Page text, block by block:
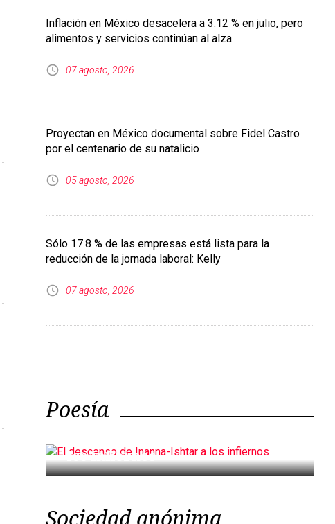
Inflación en México desacelera a 3.12 % en julio, pero
alimentos y servicios continúan al alza
07 agosto, 2026
Proyectan en México documental sobre Fidel Castro
por el centenario de su natalicio
05 agosto, 2026
Sólo 17.8 % de las empresas está lista para la
reducción de la jornada laboral: Kelly
07 agosto, 2026
Poesía
los infiernos
Sociedad anónima